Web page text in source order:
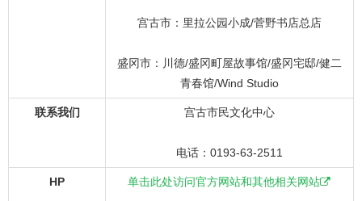
宫古市：里拉公园小成/菅野书店总店
盛冈市：川德/盛冈町屋故事馆/盛冈宅邸/健二
青春馆/Wind Studio
联系我们 宫古市民文化中心
电话：0193-63-2511
HP 单击此处访问官方网站和其他相关网站